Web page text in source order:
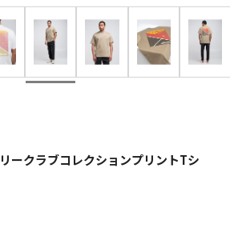
ークラブコレクションプリントTシ